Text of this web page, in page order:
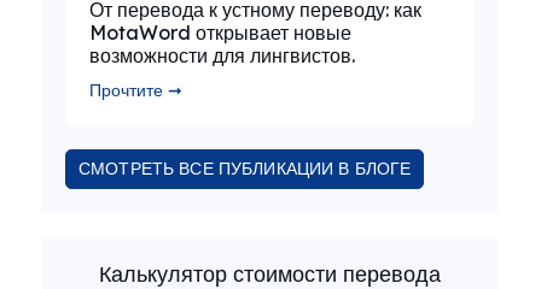
От перевода к устному переводу: как
MotaWord открывает новые
возможности для лингвистов.
Прочтите ➞
СМОТРЕТЬ ВСЕ ПУБЛИКАЦИИ В БЛОГЕ
Калькулятор стоимости перевода